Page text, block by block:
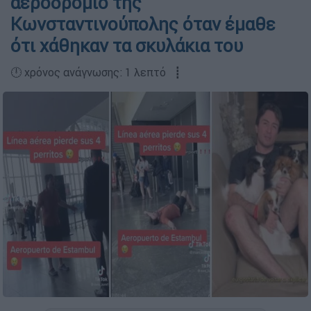
Κωνσταντινούπολης όταν έμαθε
ότι χάθηκαν τα σκυλάκια του
🕛 χρόνος ανάγνωσης: 1 λεπτό ┋